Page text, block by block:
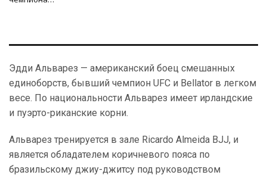
Эдди Альварез — американский боец смешанных
единоборств, бывший чемпион UFC и Bellator в легком
весе. По национальности Альварез имеет ирландские
и пуэрто-риканские корни.
Альварез тренируется в зале Ricardo Almeida BJJ, и
является обладателем коричневого пояса по
бразильскому джиу-джитсу под руководством